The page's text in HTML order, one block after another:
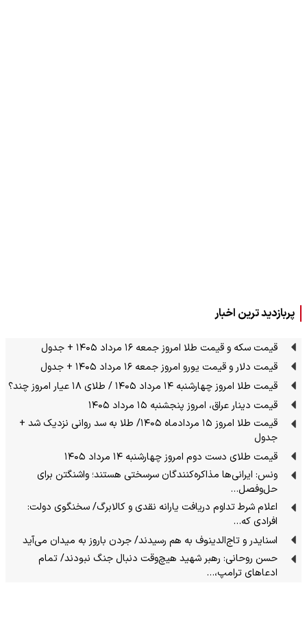
پربازدید ترین اخبار
قیمت سکه و قیمت طلا امروز جمعه ۱۶ مرداد ۱۴۰۵ + جدول
قیمت دلار و قیمت یورو امروز جمعه ۱۶ مرداد ۱۴۰۵ + جدول
قیمت طلا امروز چهارشنبه ۱۴ مرداد ۱۴۰۵ / طلای ۱۸ عیار امروز چند؟
قیمت دینار عراق، امروز پنجشنبه ۱۵ مرداد ۱۴۰۵
قیمت طلا امروز ۱۵ مردادماه ۱۴۰۵/ طلا به سد روانی نزدیک شد +
جدول
قیمت طلای دست دوم امروز چهارشنبه ۱۴ مرداد ۱۴۰۵
ونس: ایرانی‌ها مذاکره‌کنندگان سرسختی هستند؛ واشنگتن برای
حل‌وفصل…
اعلام شرط تداوم دریافت یارانه نقدی و کالابرگ/ سخنگوی دولت:
افرادی که…
اسنایدر و تاج‌الدینوف به هم رسیدند/ جردن باروز به میدان می‌آید
حسن روحانی: رهبر شهید هیچ‌وقت دنبال جنگ نبودند/ تمام
ادعاهای ترامپ،…